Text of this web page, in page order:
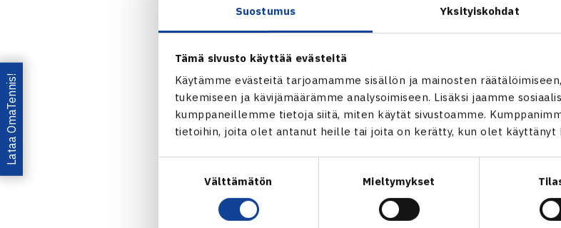
Suostumus Yksityiskohdat
Tämä sivusto käyttää evästeitä
Käytämme evästeitä tarjoamamme sisällön ja mainosten
tukemiseen ja kävijämäärämme analysoimiseen. Lisäksi jaamme
kumppaneillemme tietoja siitä, miten käytät sivustoamme.
tietoihin, joita olet antanut heille tai joita on kerätty, kun olet käyttänyt
Välttämätön Mieltymykset
64 62
Miesten ITF Futures-turnaus Tallinnassa
Lataa OmaTennis!